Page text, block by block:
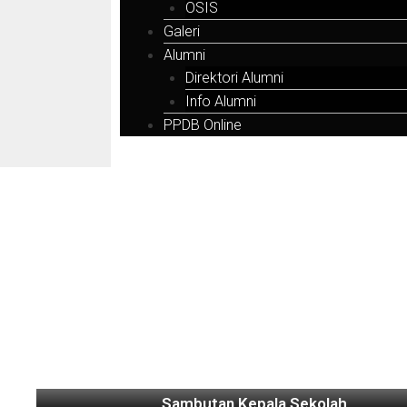
OSIS
Galeri
Alumni
Direktori Alumni
Info Alumni
PPDB Online
Sambutan Kepala Sekolah